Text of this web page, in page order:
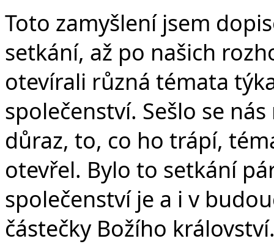
Toto zamyšlení jsem
setkání, až po našich
otevírali různá témata
společenství. Sešlo se
důraz, to, co ho trápí,
otevřel. Bylo to setkání
společenství je a i v
částečky Božího